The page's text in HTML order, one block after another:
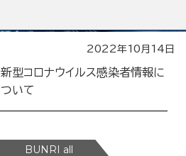
2022年10月14日
新型コロナウイルス感染者情報に
ついて